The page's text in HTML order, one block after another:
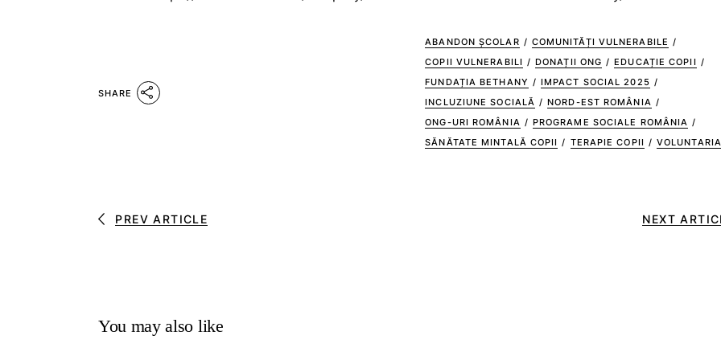
SHARE
ABANDON ȘCOLAR / COMUNITĂȚI VULNERABILE /
COPII VULNERABILI / DONAȚII ONG / EDUCAȚIE COPII /
FUNDAȚIA BETHANY / IMPACT SOCIAL 2025 /
INCLUZIUNE SOCIALĂ / NORD-EST ROMÂNIA /
ONG-URI ROMÂNIA / PROGRAME SOCIALE ROMÂNIA /
SĂNĂTATE MINTALĂ COPII / TERAPIE COPII /
PREV ARTICLE NEXT
You may also like